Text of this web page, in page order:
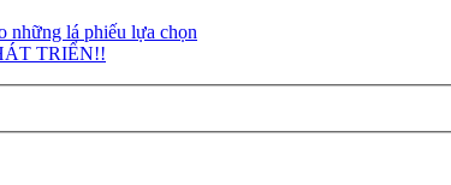
những lá phiếu lựa chọn
TRIỂN!!